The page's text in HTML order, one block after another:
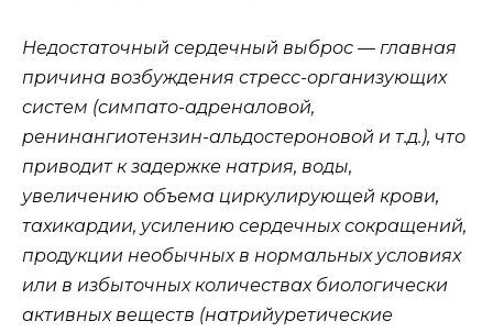
Недостаточный сердечный выброс — главная
причина возбуждения стресс-организующих
систем (симпато-адреналовой,
ренинангиотензин-альдостероновой и т.д.), что
приводит к задержке натрия, воды,
увеличению объема циркулирующей крови,
тахикардии, усилению сердечных сокращений,
продукции необычных в нормальных условиях
или в избыточных количествах биологически
активных веществ (натрийуретические